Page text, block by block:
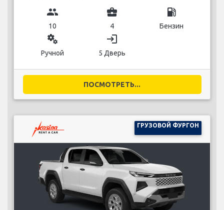
group
10
business_center
4
local_gas_station
Бензин
miscellaneous_services
Ручной
login
5 Дверь
ПОСМОТРЕТЬ...
ГРУЗОВОЙ ФУРГОН